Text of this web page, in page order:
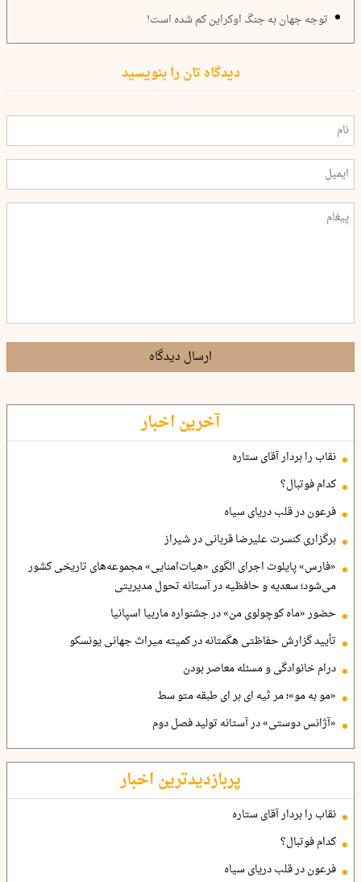
توجه جهان به جنگ اوکراین کم شده است!
دیدگاه تان را بنویسید
ارسال دیدگاه
آخرین اخبار
نقاب را بردار آقای ستاره
کدام فوتبال؟
فرعون در قلب دریای سیاه
برگزاری کنسرت علیرضا قربانی در شیراز
«فارس» پایلوت اجرای الگوی «هیات‌امنایی» مجموعه‌های تاریخی کشور
می‌شود؛ سعدیه و حافظیه در آستانه تحول مدیریتی
حضور «ماه کوچولوی من» در جشنواره ماربیا اسپانیا
تأیید گزارش حفاظتی هگمتانه در کمیته میراث جهانی یونسکو
درام خانوادگی و مسئله معاصر بودن
«مو به مو»؛ مر ثیه ای بر ای طبقه متو سط
«آژانس دوستی» در آستانه تولید فصل دوم
پربازدیدترین اخبار
نقاب را بردار آقای ستاره
کدام فوتبال؟
فرعون در قلب دریای سیاه